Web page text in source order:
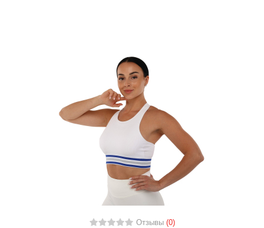
Отзывы (0)